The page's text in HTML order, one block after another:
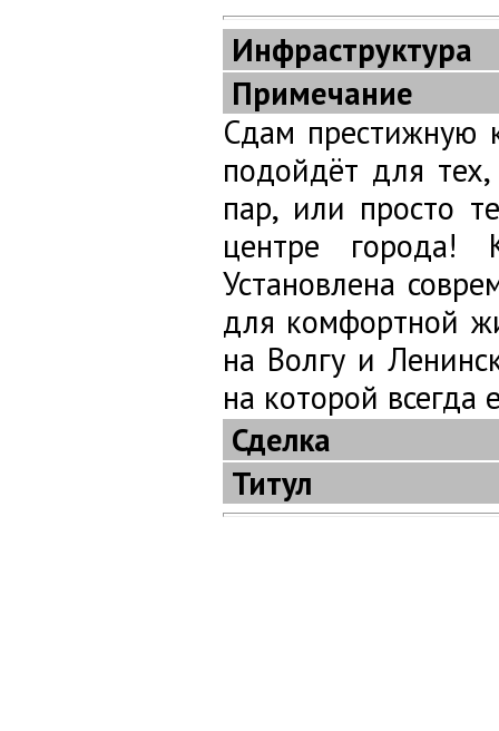
Инфраструктура
Примечание
Сдам престижную
подойдёт для
пар, или просто
центре города!
Установлена
для комфортной
на Волгу и
на которой всегда
Сделка
Титул